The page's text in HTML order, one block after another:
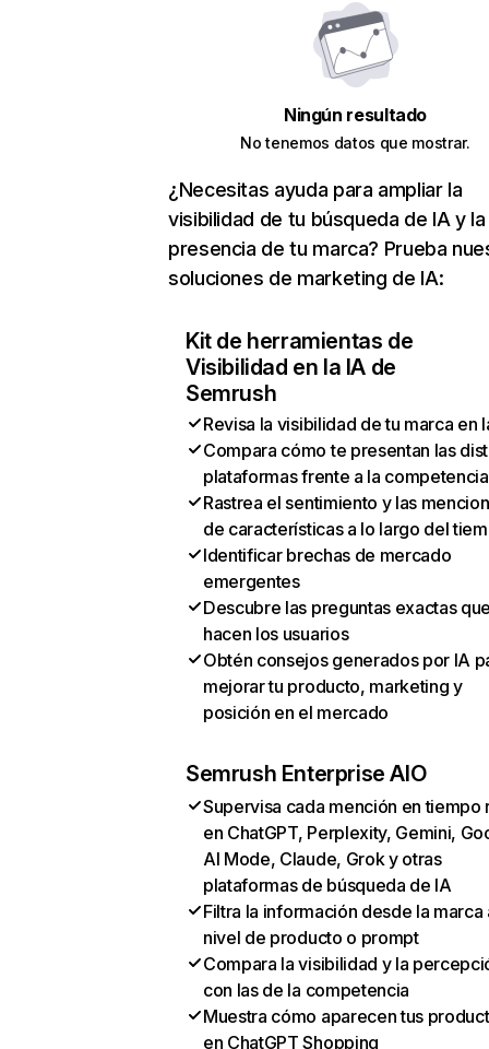
Ningún resultado
No tenemos datos que mostrar.
¿Necesitas ayuda para ampliar la
visibilidad de tu búsqueda de IA y la
presencia de tu marca? Prueba
soluciones de marketing de IA:
Kit de herramientas de
Visibilidad en la IA de
Semrush
Revisa la visibilidad de tu marca en
Compara cómo te presentan las
plataformas frente a la competencia
Rastrea el sentimiento y las
de características a lo largo del
Identificar brechas de mercado
emergentes
Descubre las preguntas exactas
hacen los usuarios
Obtén consejos generados por IA
mejorar tu producto, marketing y
posición en el mercado
Semrush Enterprise AIO
Supervisa cada mención en tiempo
en ChatGPT, Perplexity, Gemini,
AI Mode, Claude, Grok y otras
plataformas de búsqueda de IA
Filtra la información desde la marca
nivel de producto o prompt
Compara la visibilidad y la
con las de la competencia
Muestra cómo aparecen tus
en ChatGPT Shopping